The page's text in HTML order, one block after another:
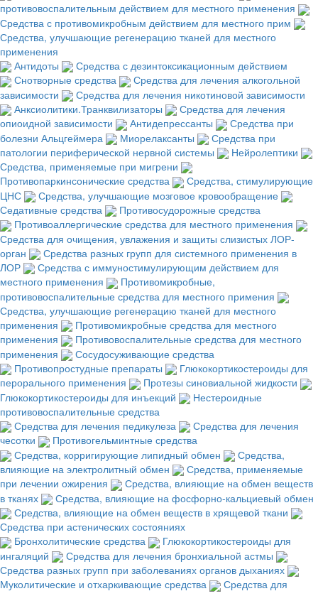
противовоспалительным действием для местного применения
Средства с противомикробным действием для местного прим
Средства, улучшающие регенерацию тканей для местного
применения
Антидоты
Средства с дезинтоксикационным действием
Снотворные средства
Средства для лечения алкогольной
зависимости
Средства для лечения никотиновой зависимости
Анксиолитики.Транквилизаторы
Средства для лечения
опиоидной зависимости
Антидепрессанты
Средства при
болезни Альцгеймера
Миорелаксанты
Средства при
патологии периферической нервной системы
Нейролептики
Средства, применяемые при мигрени
Противопаркинсонические средства
Средства, стимулирующие
ЦНС
Средства, улучшающие мозговое кровообращение
Седативные средства
Противосудорожные средства
Противоаллергические средства для местного применения
Средства для очищения, увлажения и защиты слизистых ЛОР-
орган
Средства разных групп для системного применения в
ЛОР
Средства с иммуностимулирующим действием для
местного применения
Противомикробные,
противовоспалительные средства для местного примения
Средства, улучшающие регенерацию тканей для местного
применения
Противомикробные средства для местного
применения
Противовоспалительные средства для местного
применения
Сосудосуживающие средства
Противопростудные препараты
Глюкокортикостероиды для
перорального применения
Протезы синовиальной жидкости
Глюкокортикостероиды для инъекций
Нестероидные
противовоспалительные средства
Средства для лечения педикулеза
Средства для лечения
чесотки
Противогельминтные средства
Средства, корригирующие липидный обмен
Средства,
влияющие на электролитный обмен
Средства, применяемые
при лечении ожирения
Средства, влияющие на обмен веществ
в тканях
Средства, влияющие на фосфорно-кальциевый обмен
Средства, влияющие на обмен веществ в хрящевой ткани
Средства при астенических состояниях
Бронхолитические средства
Глюкокортикостероиды для
ингаляций
Средства для лечения бронхиальной астмы
Средства разных групп при заболеваниях органов дыханиях
Муколитические и отхаркивающие средства
Средства для